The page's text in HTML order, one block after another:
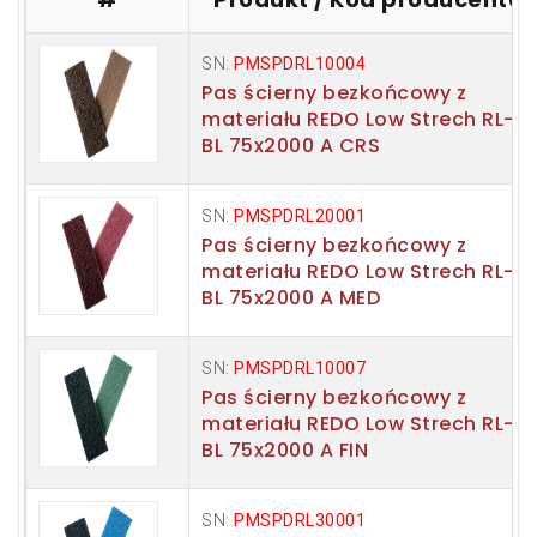
SN: PMSPDRL10004
Pas ścierny bezkońcowy z
materiału REDO Low Strech RL-
BL 75x2000 A CRS
SN: PMSPDRL20001
Pas ścierny bezkońcowy z
materiału REDO Low Strech RL-
BL 75x2000 A MED
SN: PMSPDRL10007
Pas ścierny bezkońcowy z
materiału REDO Low Strech RL-
BL 75x2000 A FIN
SN: PMSPDRL30001